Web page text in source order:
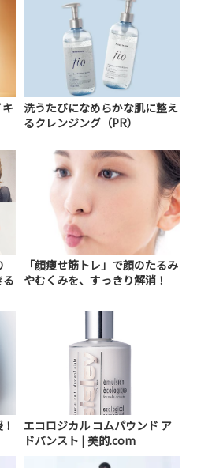
洗うたびになめらかな肌に整え
るクレンジング（PR）
「顔痩せ筋トレ」で顔のたるみ
やむくみを、すっきり解消！
エコロジカル コムパウンド ア
ドバンスト | 美的.com